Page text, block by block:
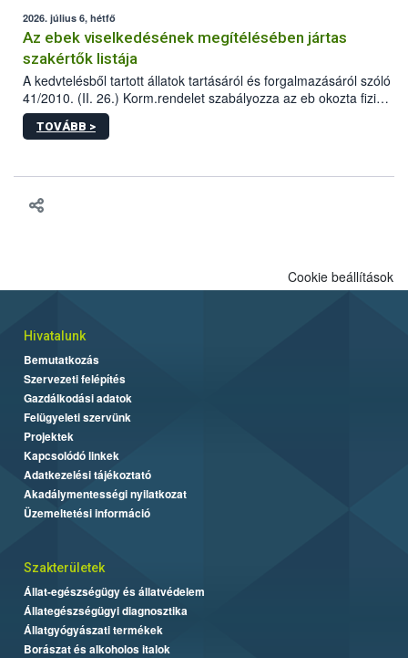
2026. július 6, hétfő
Az ebek viselkedésének megítélésében jártas
szakértők listája
A kedvtelésből tartott állatok tartásáról és forgalmazásáról szóló
41/2010. (II. 26.) Korm.rendelet szabályozza az eb okozta fizikai
sérülés, illetve ennek veszélye keletkezésekor felmerülő
hatósági feladatokat, valamint a veszélyes eb tartását és annak
TOVÁBB >
Cookie beállítások
Hivatalunk
Bemutatkozás
Szervezeti felépítés
Gazdálkodási adatok
Felügyeleti szervünk
Projektek
Kapcsolódó linkek
Adatkezelési tájékoztató
Akadálymentességi nyilatkozat
Üzemeltetési információ
Szakterületek
Állat-egészségügy és állatvédelem
Állategészségügyi diagnosztika
Állatgyógyászati termékek
Borászat és alkoholos italok